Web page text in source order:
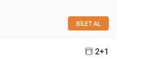
BİLET AL
2+1